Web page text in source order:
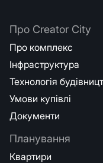
Про Creator City
Про комплекс
Інфраструктура
Технологія
Умови купівлі
Документи
Планування
Квартири